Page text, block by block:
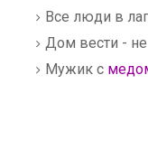
Все люди в
Дом вести - не
Мужик с